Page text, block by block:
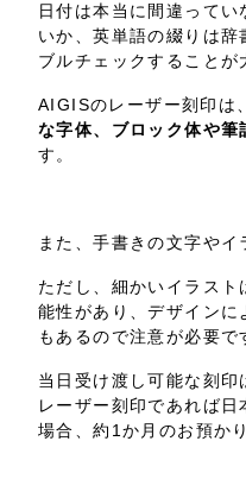
日付は本当に間違って
いか、英単語の綴りは
ブルチェックすることが
AIGISのレーザー刻印は、
な字体、ブロック体や筆
す。
また、手書きの文字やイ
ただし、細かいイラス
能性があり、デザインに
もあるので注意が必要で
当日受け渡し可能な刻印
レーザー刻印であれば
場合、約1か月のお預か